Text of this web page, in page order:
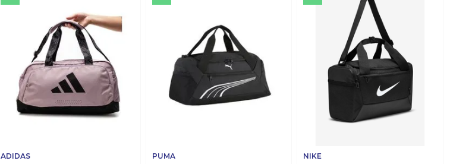
ADIDAS PUMA NIKE